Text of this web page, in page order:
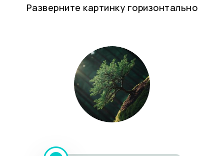
Разверните картинку горизонтально